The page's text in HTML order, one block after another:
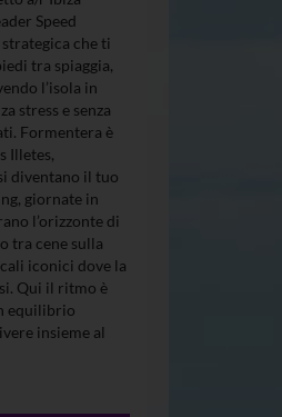
Speed
che ti
tra spiaggia,
l’isola in
stress e senza
Formentera è
Illetes,
diventano il tuo
giornate in
l’orizzonte di
tra cene sulla
iconici dove la
Qui il ritmo è
equilibrio
insieme al